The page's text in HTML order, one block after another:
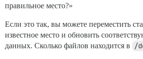
правильное место?»
Если это так, вы можете переместить
известное место и обновить
данных. Сколько файлов находится в
/